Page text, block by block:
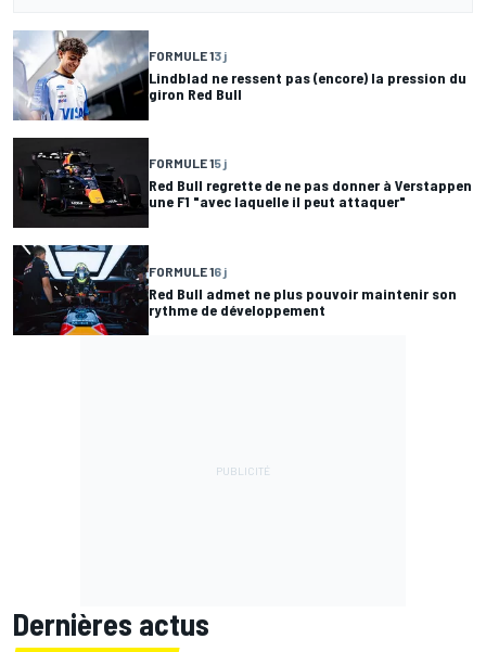
FORMULE 13 j
Lindblad ne ressent pas (encore) la pression du
giron Red Bull
FORMULE 15 j
Red Bull regrette de ne pas donner à Verstappen
une F1 "avec laquelle il peut attaquer"
FORMULE 16 j
Red Bull admet ne plus pouvoir maintenir son
rythme de développement
Dernières actus